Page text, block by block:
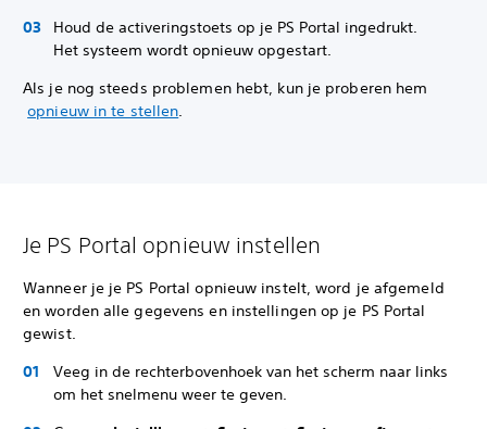
Houd de activeringstoets op je PS Portal ingedrukt.
Het systeem wordt opnieuw opgestart.
Als je nog steeds problemen hebt, kun je proberen hem
opnieuw in te stellen.
Je PS Portal opnieuw instellen
Wanneer je je PS Portal opnieuw instelt, word je afgemeld
en worden alle gegevens en instellingen op je PS Portal
gewist.
Veeg in de rechterbovenhoek van het scherm naar links
om het snelmenu weer te geven.